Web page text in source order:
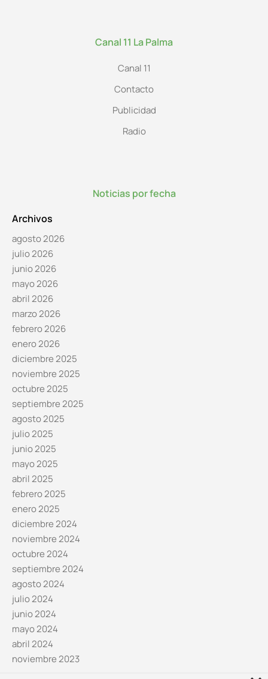
Canal 11 La Palma
Canal 11
Contacto
Publicidad
Radio
Noticias por fecha
Archivos
agosto 2026
julio 2026
junio 2026
mayo 2026
abril 2026
marzo 2026
febrero 2026
enero 2026
diciembre 2025
noviembre 2025
octubre 2025
septiembre 2025
agosto 2025
julio 2025
junio 2025
mayo 2025
abril 2025
febrero 2025
enero 2025
diciembre 2024
noviembre 2024
octubre 2024
septiembre 2024
agosto 2024
julio 2024
junio 2024
mayo 2024
abril 2024
noviembre 2023